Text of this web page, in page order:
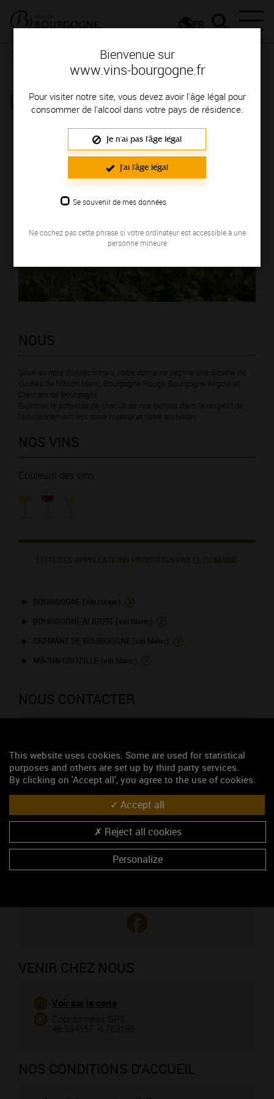
Bienvenue sur
www.vins-bourgogne.fr
Pour visiter notre site, vous devez avoir l'âge légal pour
consommer de l'alcool dans votre pays de résidence.
Je n'ai pas l'âge légal
J'ai l'âge légal
Se souvenir de mes données
Ne cochez pas cette phrase si votre ordinateur est accessible à une
personne mineure
FR
Femmes et hommes passionnés
DOMAINE DE L'ECHELETTE
NOUS
Situé au nord du Mâconnais, notre domaine décline une dizaine de
cuvées de Mâcon blanc, Bourgogne Rouge, Bourgogne Aligoté et
Crémant de Bourgogne.
Exprimer le potentiel de chacun de nos terroirs dans le respect de
l'environnement, est notre moteur et notre ambition.
NOS VINS
Couleurs des vins
LISTE DES APPELLATIONS PRODUITES PAR LE DOMAINE
NOUS CONTACTER
Caveau de dégustation
L'Échelette
71700 LA CHAPELLE-SOUS-BRANCION
06 35 34 23 91
CONTACTEZ CE PROFESSIONNEL
Vous êtes le propriétaire de cet établissement ?
VENIR CHEZ NOUS
Voir sur la carte
Coordonnées GPS :
46.534557, 4.783185
NOS CONDITIONS D'ACCUEIL
This website uses cookies. Some are used for statistical
purposes and others are set up by third party services.
By clicking on 'Accept all', you agree to the use of cookies.
Accept all
Reject all cookies
Personalize